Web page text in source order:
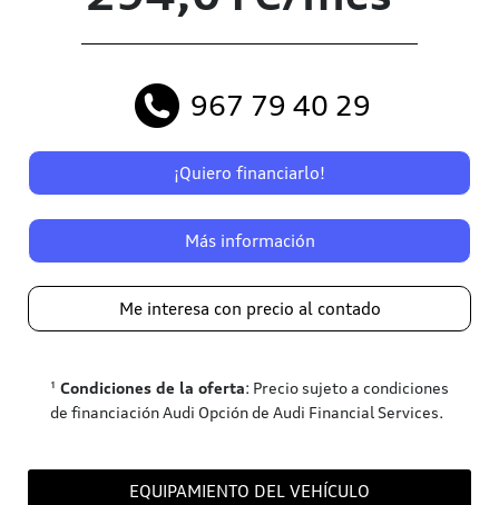
967 79 40 29
¡Quiero financiarlo!
Más información
Me interesa con precio al contado
¹ Condiciones de la oferta: Precio sujeto a condiciones
de financiación Audi Opción de Audi Financial Services.
EQUIPAMIENTO DEL VEHÍCULO